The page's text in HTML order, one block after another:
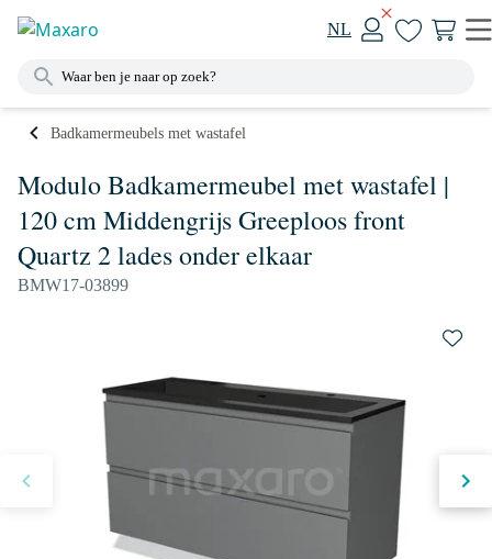
NL
Badkamermeubels met wastafel
Modulo Badkamermeubel met wastafel |
120 cm Middengrijs Greeploos front
Quartz 2 lades onder elkaar
BMW17-03899